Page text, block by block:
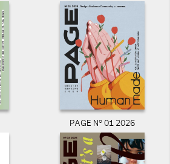
PAGE N° 01 2026